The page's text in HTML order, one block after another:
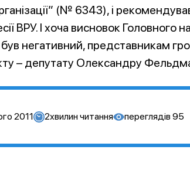
(№ 6343), і
ВРУ. І хоча висновок Головного
негативний, представникам
– депутату Олександру
2011 2хвилин читання переглядів 95